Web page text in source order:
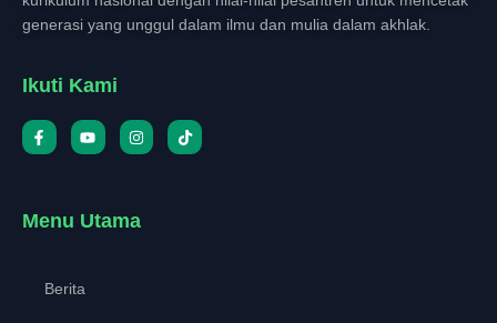
generasi yang unggul dalam ilmu dan mulia dalam akhlak.
Ikuti Kami
Menu Utama
Berita